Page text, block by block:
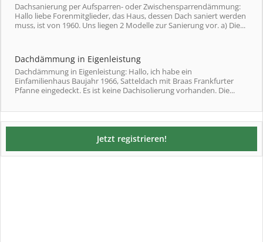
Dachsanierung per Aufsparren- oder Zwischensparrendämmung:
Hallo liebe Forenmitglieder, das Haus, dessen Dach saniert werden
muss, ist von 1960. Uns liegen 2 Modelle zur Sanierung vor. a) Die...
Dachdämmung in Eigenleistung
Dachdämmung in Eigenleistung: Hallo, ich habe ein
Einfamilienhaus Baujahr 1966, Satteldach mit Braas Frankfurter
Pfanne eingedeckt. Es ist keine Dachisolierung vorhanden. Die...
Jetzt registrieren!